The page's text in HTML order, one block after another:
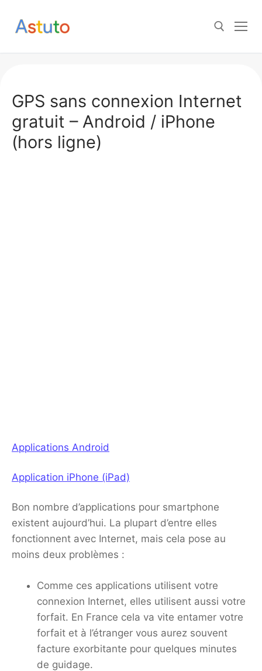
GPS sans connexion Internet
gratuit – Android / iPhone
(hors ligne)
Applications Android
Application iPhone (iPad)
Bon nombre d’applications pour smartphone
existent aujourd’hui. La plupart d’entre elles
fonctionnent avec Internet, mais cela pose au
moins deux problèmes :
Comme ces applications utilisent votre
connexion Internet, elles utilisent aussi votre
forfait. En France cela va vite entamer votre
forfait et à l’étranger vous aurez souvent
facture exorbitante pour quelques minutes
de guidage.